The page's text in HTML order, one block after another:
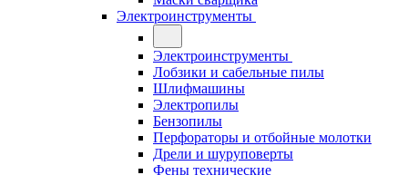
Электроинструменты
Электроинструменты
Лобзики и сабельные пилы
Шлифмашины
Электропилы
Бензопилы
Перфораторы и отбойные молотки
Дрели и шуруповерты
Фены технические